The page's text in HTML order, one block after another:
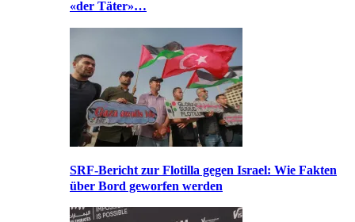
«der Täter»…
SRF-Bericht zur Flotilla gegen Israel: Wie Fakten
über Bord geworfen werden